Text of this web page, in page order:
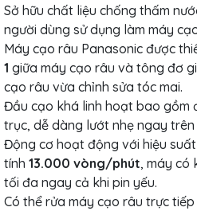
Sở hữu chất liệu chống thấm
người dùng sử dụng làm máy
Máy cạo râu Panasonic được
1 giữa máy cạo râu và tông đơ
cạo râu vừa chỉnh sửa tóc mai.
Đầu cạo khá linh hoạt bao gồm
trục, dễ dàng lướt nhẹ ngay trên
Động cơ hoạt động với hiệu
tính 13.000 vòng/phút, máy có
tối đa ngay cả khi pin yếu.
Có thể rửa máy cạo râu trực